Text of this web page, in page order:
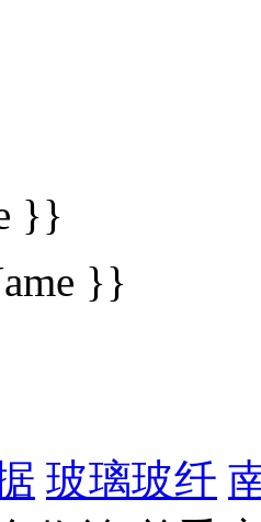
}}
}}
玻璃玻纤